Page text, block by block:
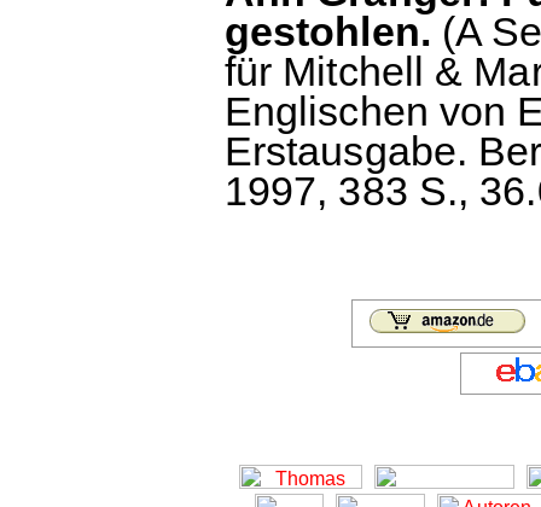
gestohlen. (A
für Mitchell &
Englischen von
Erstausgabe.
1997, 383 S.,